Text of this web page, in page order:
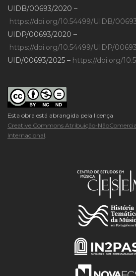
UIDB/00693/2020 –
https://doi.org/10.54499/UIDB/
UIDP/00693/2020 –
https://doi.org/10.54499/UIDP/
UID/00693/2025 – https://doi.org/
Esta obra está abrangida pela licença
Creative Commons Atribuição-
Internacional.